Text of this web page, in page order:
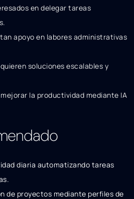
en delegar tareas
apoyo en labores administrativas
soluciones escalables y
la productividad mediante IA
diaria automatizando tareas
de proyectos mediante perfiles de